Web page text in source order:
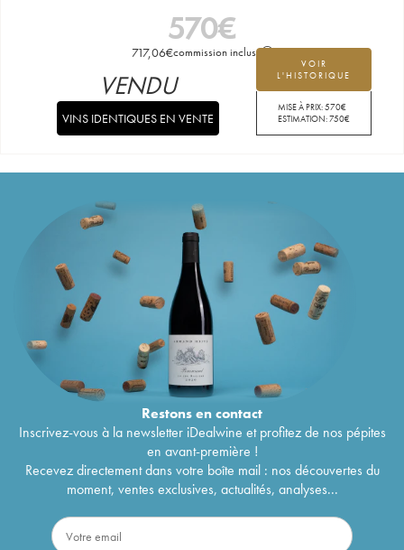
570€
717,06€commission incluse
VOIR
L'HISTORIQUE
MISE À PRIX:570€
ESTIMATION:750€
VENDU
VINS IDENTIQUES EN VENTE
Restons encontact
Inscrivez-vous à la newsletter iDealwine et profitez de nos pépites
en avant-première !
Recevez directement dans votre boîte mail : nos découvertes du
moment, ventes exclusives, actualités, analyses...